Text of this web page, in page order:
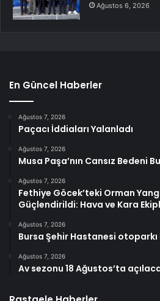
Ağustos 6, 2026
En Güncel Haberler
Ağustos 7, 2026
Paçacı İddiaları Yalanladı
Ağustos 7, 2026
Musa Paşa’nın Cansız Bedeni
Ağustos 7, 2026
Fethiye Göcek’teki Orman
Güçlendirildi: Hava ve Kara
Ağustos 7, 2026
Bursa Şehir Hastanesi otoparkı
Ağustos 7, 2026
Av sezonu 18 Ağustos’ta